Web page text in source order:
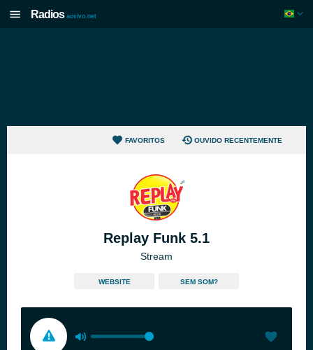
Radios aovivo.net
FAVORITOS OUVIDO RECENTEMENTE
Replay Funk 5.1
Stream
WEBSITE SEM SOM?